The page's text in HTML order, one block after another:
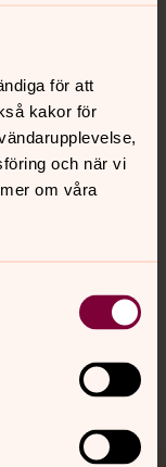
för att
kakor för
och när vi
om våra